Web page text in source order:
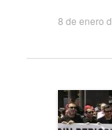
8 de enero